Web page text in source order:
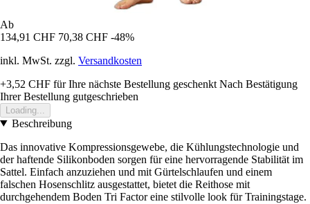
Ab
134,91 CHF 70,38 CHF -48%
inkl. MwSt. zzgl. Versandkosten
+3,52 CHF für Ihre nächste Bestellung geschenkt Nach Bestätigung
Ihrer Bestellung gutgeschrieben
Loading...
Beschreibung
Das innovative Kompressionsgewebe, die Kühlungstechnologie und
der haftende Silikonboden sorgen für eine hervorragende Stabilität im
Sattel. Einfach anzuziehen und mit Gürtelschlaufen und einem
falschen Hosenschlitz ausgestattet, bietet die Reithose mit
durchgehendem Boden Tri Factor eine stilvolle look für Trainingstage.